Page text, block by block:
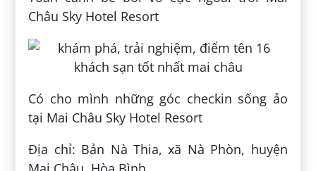
Châu Sky Hotel Resort
Có cho mình những góc checkin sống ảo
tại Mai Châu Sky Hotel Resort
Địa chỉ: Bản Nà Thia, xã Nà Phòn, huyện